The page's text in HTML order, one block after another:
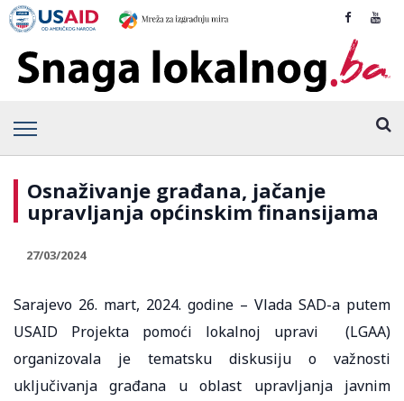
Osnaživanje građana, jačanje
upravljanja općinskim finansijama
27/03/2024
Sarajevo 26. mart, 2024. godine – Vlada SAD-a putem
USAID Projekta pomoći lokalnoj upravi (LGAA)
organizovala je tematsku diskusiju o važnosti
uključivanja građana u oblast upravljanja javnim